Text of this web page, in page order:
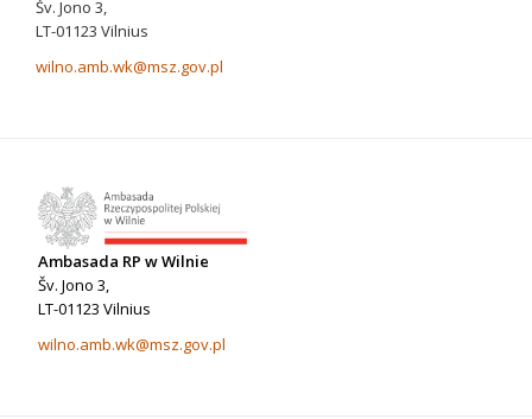
Šv. Jono 3,
LT-01123 Vilnius
wilno.amb.wk@msz.gov.pl
Ambasada RP w Wilnie
Šv. Jono 3,
LT-01123 Vilnius
wilno.amb.wk@msz.gov.pl